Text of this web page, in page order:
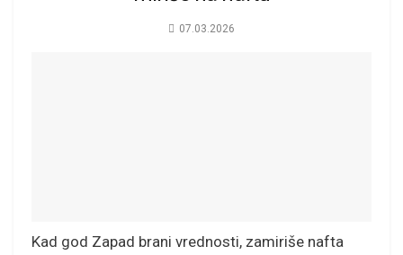
07.03.2026
Kad god Zapad brani vrednosti, zamiriše nafta